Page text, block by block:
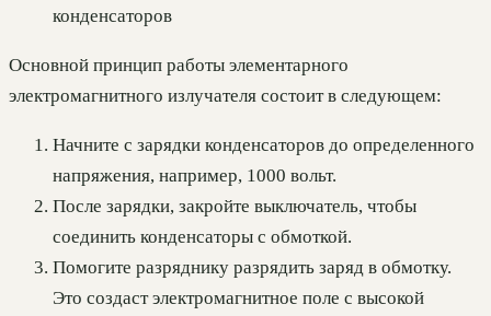
конденсаторов
Основной принцип работы элементарного
электромагнитного излучателя состоит в следующем:
Начните с зарядки конденсаторов до определенного
напряжения, например, 1000 вольт.
После зарядки, закройте выключатель, чтобы
соединить конденсаторы с обмоткой.
Помогите разряднику разрядить заряд в обмотку.
Это создаст электромагнитное поле с высокой